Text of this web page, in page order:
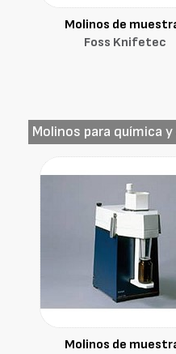
Molinos de
Foss Knifetec
Molinos para química
Molinos de